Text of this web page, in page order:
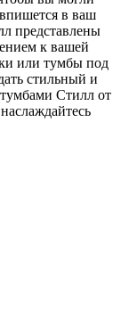
в ваш
представлены
к вашей
или тумбы под
стильный и
Стилл от